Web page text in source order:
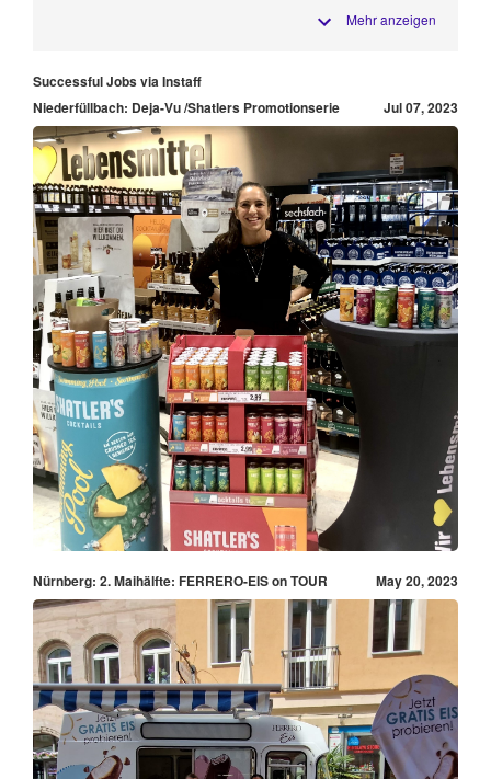
Mehr anzeigen
Successful Jobs via Instaff
Niederfüllbach: Deja-Vu /Shatlers Promotionserie
Jul 07, 2023
Nürnberg: 2. Maihälfte: FERRERO-EIS on TOUR May 20, 2023